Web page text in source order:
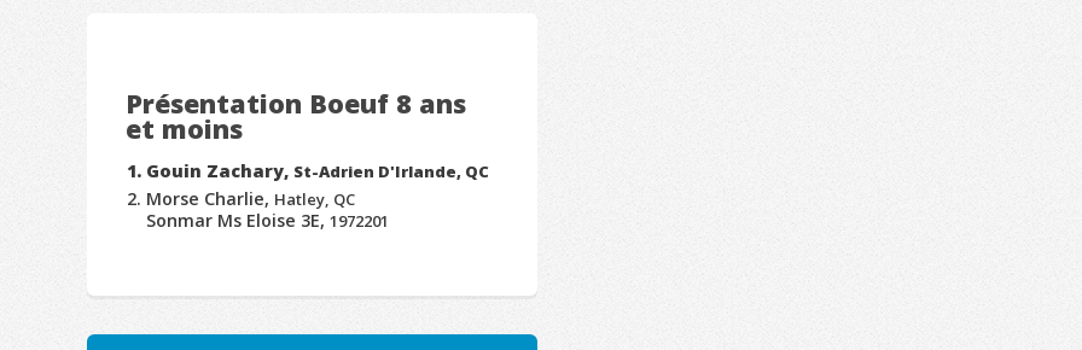
Présentation Boeuf 8 ans
et moins
Gouin Zachary, St-Adrien D'Irlande, QC
Morse Charlie, Hatley, QC
Sonmar Ms Eloise 3E,1972201